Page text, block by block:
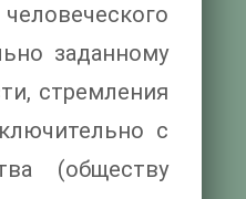
заданному
стремления
с
(обществу